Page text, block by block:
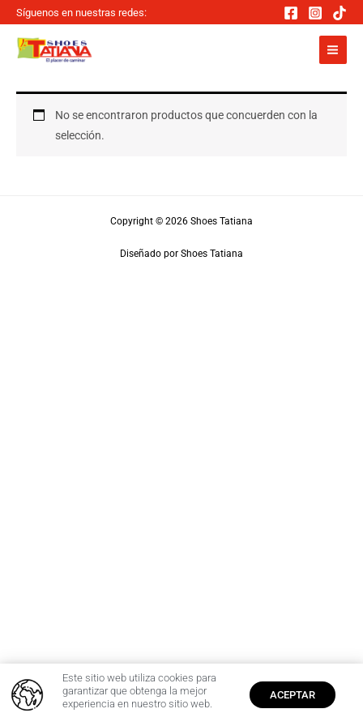
contenido
Síguenos en nuestras redes:
No se encontraron productos que concuerden con la
selección.
Copyright © 2026 Shoes Tatiana
Diseñado por Shoes Tatiana
Inicio Cuenta Producto
Este sitio web utiliza cookies para
garantizar que obtenga la mejor
experiencia en nuestro sitio web.
ACEPTAR